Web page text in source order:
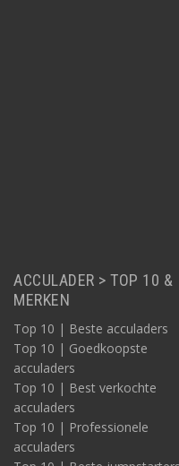
ACCULADER > TOP 10 &
MERKEN
Top 10 | Beste acculaders
Top 10 | Goedkoopste
acculaders
Top 10 | Best verkochte
acculaders
Top 10 | Professionele
acculaders